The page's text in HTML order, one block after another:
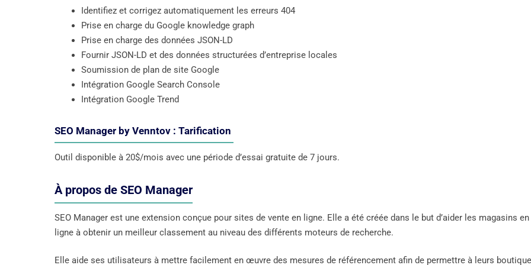
Identifiez et corrigez automatiquement les erreurs 404
Prise en charge du Google knowledge graph
Prise en charge des données JSON-LD
Fournir JSON-LD et des données structurées d’entreprise locales
Soumission de plan de site Google
Intégration Google Search Console
Intégration Google Trend
SEO Manager by Venntov : Tarification
Outil disponible à 20$/mois avec une période d’essai gratuite de 7 jours.
À propos de SEO Manager
SEO Manager est une extension conçue pour sites de vente en ligne. Elle a été créée dans le but d’aider les magasins en
ligne à obtenir un meilleur classement au niveau des différents moteurs de recherche.
Elle aide ses utilisateurs à mettre facilement en œuvre des mesures de référencement afin de permettre à leurs